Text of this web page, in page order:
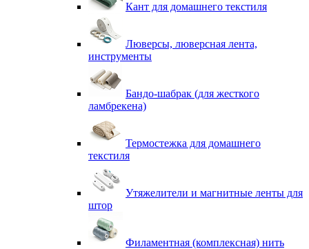
Кант для домашнего текстиля
Люверсы, люверсная лента,
инструменты
Бандо-шабрак (для жесткого
ламбрекена)
Термостежка для домашнего
текстиля
Утяжелители и магнитные ленты для
штор
Филаментная (комплексная) нить